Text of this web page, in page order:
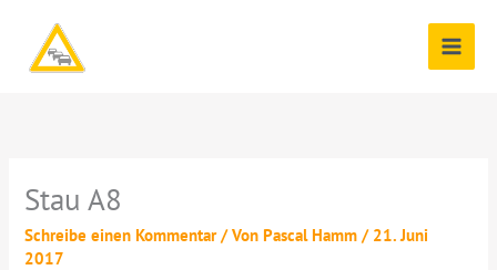
springen
Stau A8
Schreibe einen Kommentar / VonPascal Hamm/ 21. Juni
2017